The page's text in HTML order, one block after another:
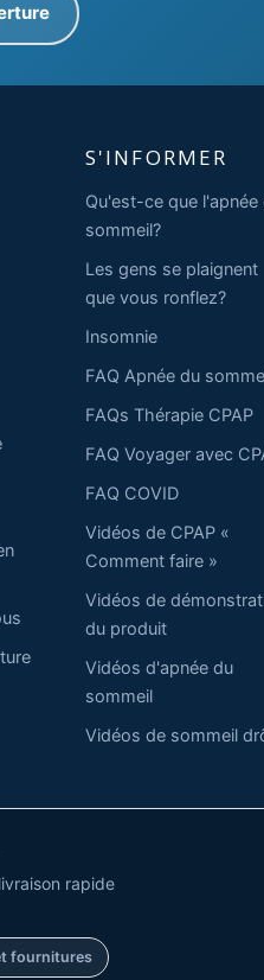
S'INFORMER
Qu'est-ce que l'apnée
sommeil?
Les gens se plaignent
que vous ronflez?
Insomnie
FAQ Apnée du
FAQs Thérapie CPAP
FAQ Voyager avec
FAQ COVID
Vidéos de CPAP «
Comment faire »
Vidéos de
du produit
Vidéos d'apnée du
sommeil
Vidéos de sommeil
rapide
fournitures